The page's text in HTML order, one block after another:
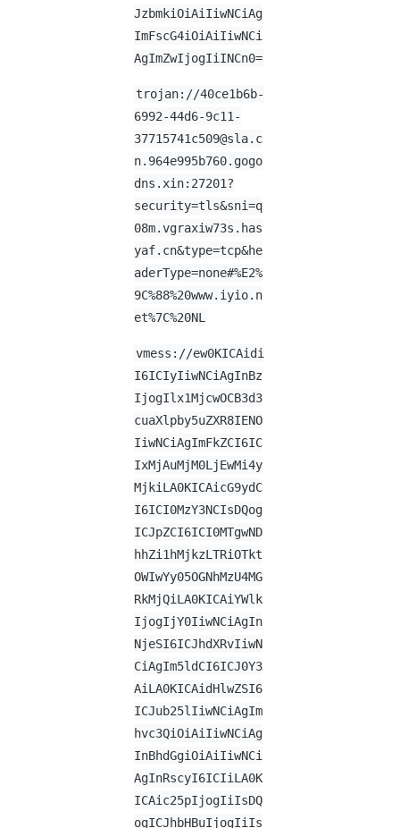
JzbmkiOiAiIiwNCiAg
ImFscG4iOiAiIiwNCi
AgImZwIjogIiINCn0=
trojan://40ce1b6b-
6992-44d6-9c11-
37715741c509@sla.c
n.964e995b760.gogo
dns.xin:27201?
security=tls&sni=q
08m.vgraxiw73s.has
yaf.cn&type=tcp&he
aderType=none#%E2%
9C%88%20www.iyio.n
et%7C%20NL
vmess://ew0KICAidi
I6ICIyIiwNCiAgInBz
IjogIlx1MjcwOCB3d3
cuaXlpby5uZXR8IENO
IiwNCiAgImFkZCI6IC
IxMjAuMjM0LjEwMi4y
MjkiLA0KICAicG9ydC
I6ICI0MzY3NCIsDQog
ICJpZCI6ICI0MTgwND
hhZi1hMjkzLTRiOTkt
OWIwYy05OGNhMzU4MG
RkMjQiLA0KICAiYWlk
IjogIjY0IiwNCiAgIn
NjeSI6ICJhdXRvIiwN
CiAgIm5ldCI6ICJ0Y3
AiLA0KICAidHlwZSI6
ICJub25lIiwNCiAgIm
hvc3QiOiAiIiwNCiAg
InBhdGgiOiAiIiwNCi
AgInRscyI6ICIiLA0K
ICAic25pIjogIiIsDQ
ogICJhbHBuIjogIiIs